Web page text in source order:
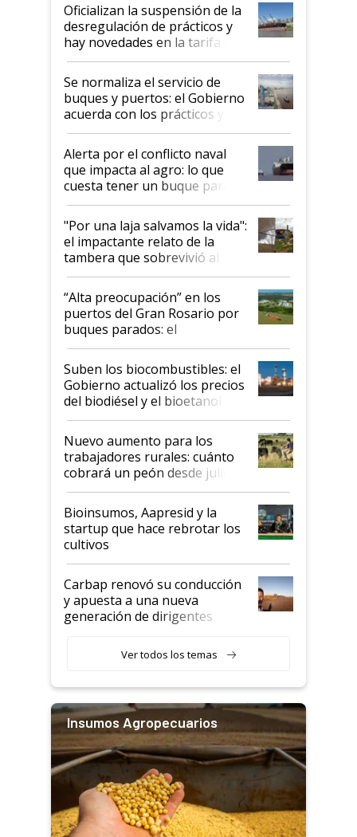
Oficializan la suspensión de la
desregulación de prácticos y
hay novedades en la tarifa de
la hidrovía
Se normaliza el servicio de
buques y puertos: el Gobierno
acuerda con los prácticos y
suspende el decreto de
desregulación
Alerta por el conflicto naval
que impacta al agro: lo que
cuesta tener un buque parado
y el peligro de que Argentina
pase a ser "país sucio"
"Por una laja salvamos la vida":
el impactante relato de la
tambera que sobrevivió al
tornado
“Alta preocupación” en los
puertos del Gran Rosario por
buques parados: el
funcionamiento de las
exportadoras en tensión tras
la medida de fuerza de los
prácticos
Suben los biocombustibles: el
Gobierno actualizó los precios
del biodiésel y el bioetanol
Nuevo aumento para los
trabajadores rurales: cuánto
cobrará un peón desde julio
Bioinsumos, Aapresid y la
startup que hace rebrotar los
cultivos
Carbap renovó su conducción
y apuesta a una nueva
generación de dirigentes
Ver todos los temas
Insumos Agropecuarios